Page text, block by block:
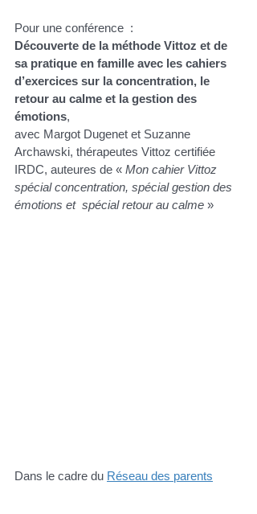
Pour une conférence  :
Découverte de la méthode Vittoz et de
sa pratique en famille avec les cahiers
d’exercices sur la concentration, le
retour au calme et la gestion des
émotions,
avec Margot Dugenet et Suzanne
Archawski, thérapeutes Vittoz certifiée
IRDC, auteures de « Mon cahier Vittoz
spécial concentration, spécial gestion des
émotions et  spécial retour au calme »
Dans le cadre du Réseau des parents